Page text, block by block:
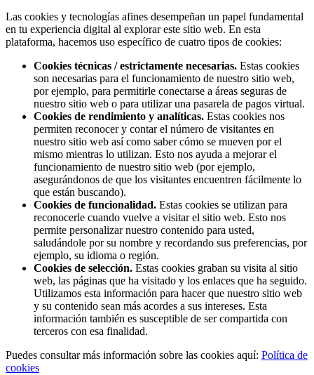
Las cookies y tecnologías afines desempeñan un papel fundamental
en tu experiencia digital al explorar este sitio web. En esta
plataforma, hacemos uso específico de cuatro tipos de cookies:
Cookies técnicas / estrictamente necesarias. Estas cookies
son necesarias para el funcionamiento de nuestro sitio web,
por ejemplo, para permitirle conectarse a áreas seguras de
nuestro sitio web o para utilizar una pasarela de pagos virtual.
Cookies de rendimiento y analíticas. Estas cookies nos
permiten reconocer y contar el número de visitantes en
nuestro sitio web así como saber cómo se mueven por el
mismo mientras lo utilizan. Esto nos ayuda a mejorar el
funcionamiento de nuestro sitio web (por ejemplo,
asegurándonos de que los visitantes encuentren fácilmente lo
que están buscando).
Cookies de funcionalidad. Estas cookies se utilizan para
reconocerle cuando vuelve a visitar el sitio web. Esto nos
permite personalizar nuestro contenido para usted,
saludándole por su nombre y recordando sus preferencias, por
ejemplo, su idioma o región.
Cookies de selección. Estas cookies graban su visita al sitio
web, las páginas que ha visitado y los enlaces que ha seguido.
Utilizamos esta información para hacer que nuestro sitio web
y su contenido sean más acordes a sus intereses. Esta
información también es susceptible de ser compartida con
terceros con esa finalidad.
Puedes consultar más información sobre las cookies aquí: Política de
cookies